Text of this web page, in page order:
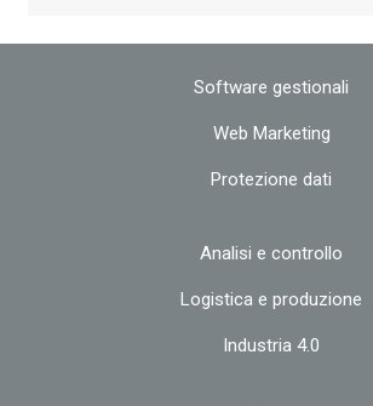
Software gestionali
Web Marketing
Protezione dati
Analisi e controllo
Logistica e produzione
Industria 4.0